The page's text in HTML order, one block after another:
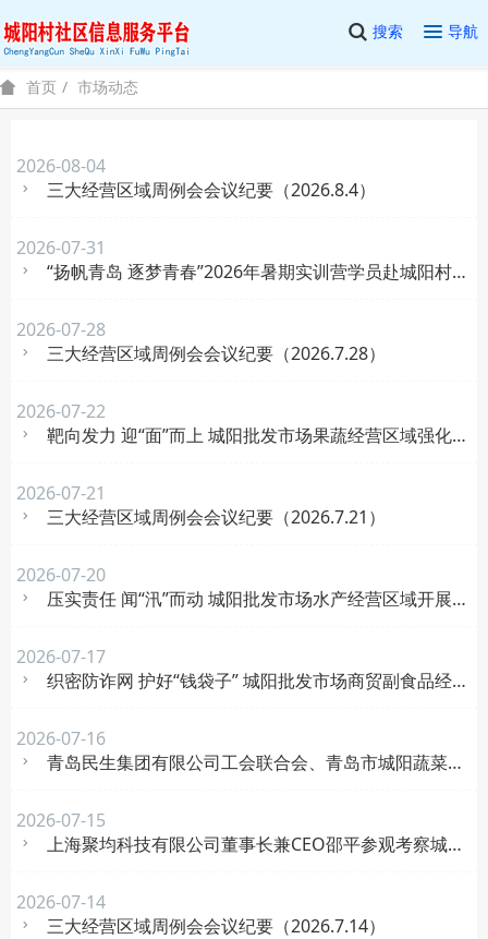
搜索 导航
首页 市场动态
2026-08-04
三大经营区域周例会会议纪要（2026.8.4）
2026-07-31
“扬帆青岛 逐梦青春”2026年暑期实训营学员赴城阳村社区实训调研
2026-07-28
三大经营区域周例会会议纪要（2026.7.28）
2026-07-22
靶向发力 迎“面”而上 城阳批发市场果蔬经营区域强化面食类食品安全监管
2026-07-21
三大经营区域周例会会议纪要（2026.7.21）
2026-07-20
压实责任 闻“汛”而动 城阳批发市场水产经营区域开展汛期隐患排查整治工作
2026-07-17
织密防诈网 护好“钱袋子” 城阳批发市场商贸副食品经营区域开展防范电信网络诈骗安全培训
2026-07-16
青岛民生集团有限公司工会联合会、青岛市城阳蔬菜水产品批发市场工会举行“关爱职工 夏送清凉”活动
2026-07-15
上海聚均科技有限公司董事长兼CEO邵平参观考察城阳批发市场
2026-07-14
三大经营区域周例会会议纪要（2026.7.14）